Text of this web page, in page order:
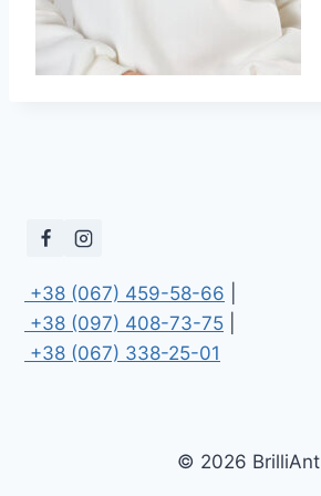
+38 (067) 459-58-66
+38 (097) 408-73-75
+38 (067) 338-25-01
© 2026 BrilliAnt